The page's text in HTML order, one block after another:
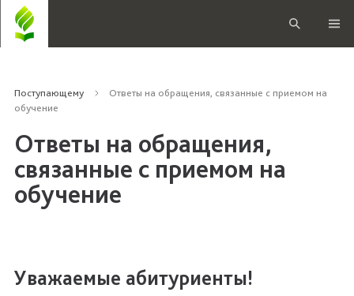
Поступающему
Ответы на обращения, связанные с приемом на
обучение
Ответы на обращения,
связанные с приемом на
обучение
Уважаемые абитуриенты!